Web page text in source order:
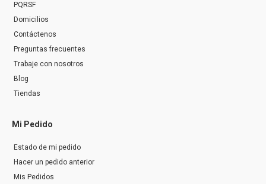
PQRSF
Domicilios
Contáctenos
Preguntas frecuentes
Trabaje con nosotros
Blog
Tiendas
Mi Pedido
Estado de mi pedido
Hacer un pedido anterior
Mis Pedidos